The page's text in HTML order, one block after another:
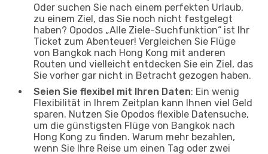
Oder suchen Sie nach einem perfekten Urlaub,
zu einem Ziel, das Sie noch nicht festgelegt
haben? Opodos „Alle Ziele-Suchfunktion“ ist Ihr
Ticket zum Abenteuer! Vergleichen Sie Flüge
von Bangkok nach Hong Kong mit anderen
Routen und vielleicht entdecken Sie ein Ziel, das
Sie vorher gar nicht in Betracht gezogen haben.
Seien Sie flexibel mit Ihren Daten: Ein wenig
Flexibilität in Ihrem Zeitplan kann Ihnen viel Geld
sparen. Nutzen Sie Opodos flexible Datensuche,
um die günstigsten Flüge von Bangkok nach
Hong Kong zu finden. Warum mehr bezahlen,
wenn Sie Ihre Reise um einen Tag oder zwei